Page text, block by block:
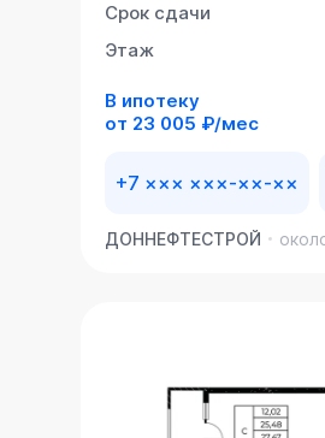
Срок сдачи
Этаж
В ипотеку
от 23 005 ₽/мес
+7 ××× ×××-××-××
ДОННЕФТЕСТРОЙ